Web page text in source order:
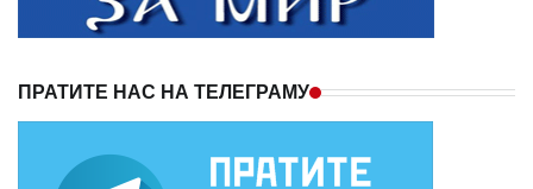
ПРАТИТЕ НАС НА ТЕЛЕГРАМУ